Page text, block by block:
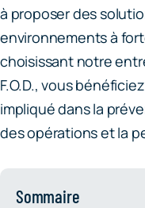
à proposer des
environnements à
choisissant notre
F.O.D., vous
impliqué dans la
des opérations et la
Sommaire